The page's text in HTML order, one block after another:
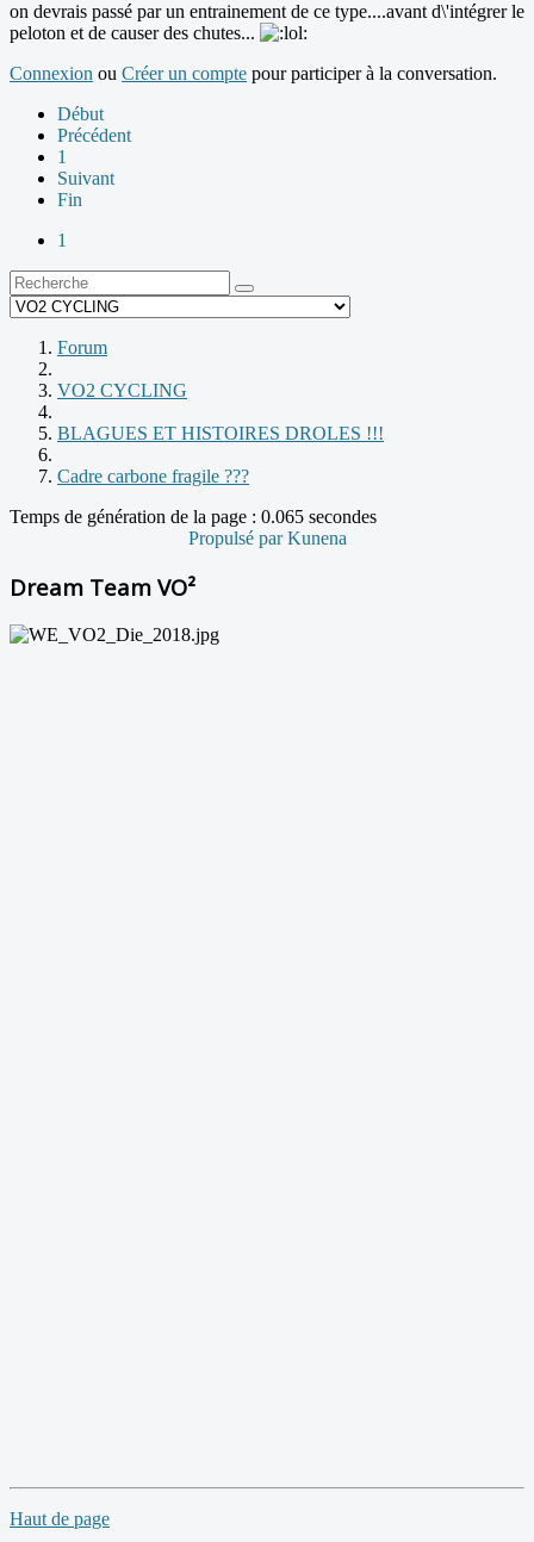
on devrais passé par un entrainement de ce type....avant d\'intégrer le
peloton et de causer des chutes...
Connexion ou Créer un compte pour participer à la conversation.
Début
Précédent
1
Suivant
Fin
1
Forum
VO2 CYCLING
BLAGUES ET HISTOIRES DROLES !!!
Cadre carbone fragile ???
Temps de génération de la page : 0.065 secondes
Propulsé parKunena
Dream Team VO²
Haut de page